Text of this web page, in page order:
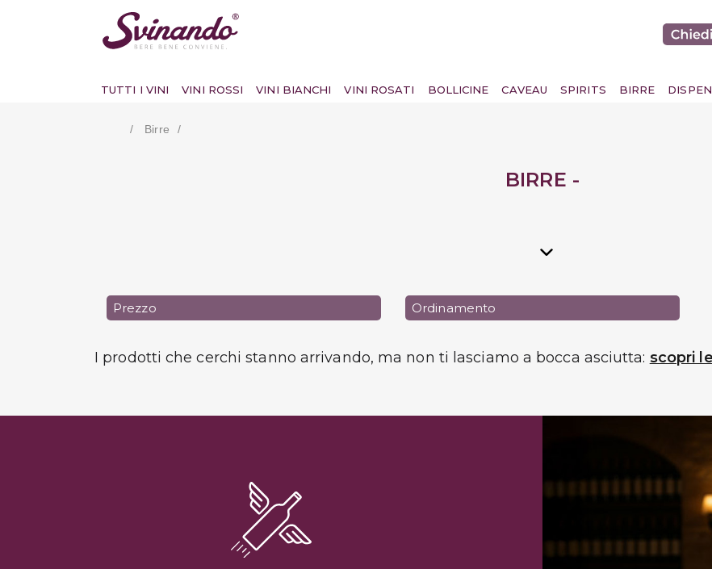
TUTTI I VINI VINI ROSSI VINI BIANCHI VINI ROSATI BOLLICINE CAVEAU SPIRITS BIRRE
Birre
BIRRE -
Prezzo Ordinamento
I prodotti che cerchi stanno arrivando, ma non ti lasciamo a bocca asciutta: scopri